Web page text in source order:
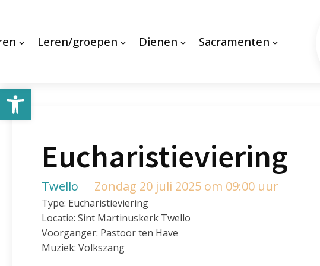
Toolbar openen
Leren/groepen Dienen Sacramenten
Eucharistieviering
Twello Zondag 20 juli 2025 om 09:00 uur
Type: Eucharistieviering
Locatie: Sint Martinuskerk Twello
Voorganger: Pastoor ten Have
Muziek: Volkszang